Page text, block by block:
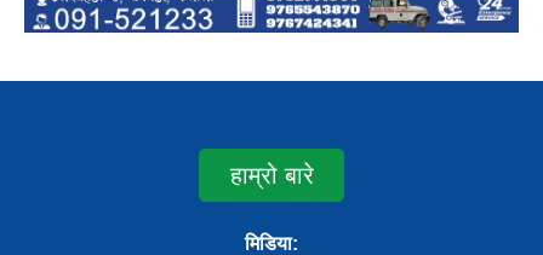
हाम्रो बारे
मिडिया: